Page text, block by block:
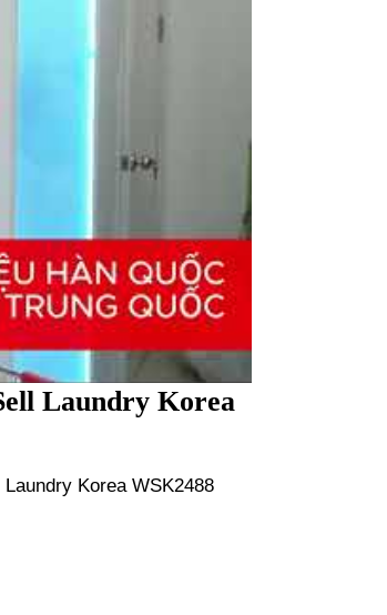
Laundry Korea
Korea WSK2488